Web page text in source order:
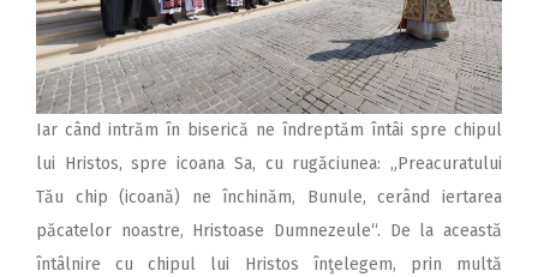
Iar când intrăm în biserică ne îndreptăm întâi spre chipul
lui Hristos, spre icoana Sa, cu rugăciunea: „Preacuratului
Tău chip (icoană) ne închinăm, Bunule, cerând iertarea
păcatelor noastre, Hristoase Dumnezeule“. De la această
întâlnire cu chipul lui Hristos înţelegem, prin multă